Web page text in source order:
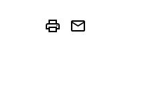
print mail